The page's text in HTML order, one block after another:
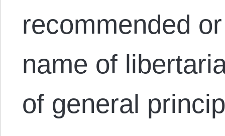
recommended
name of
of general